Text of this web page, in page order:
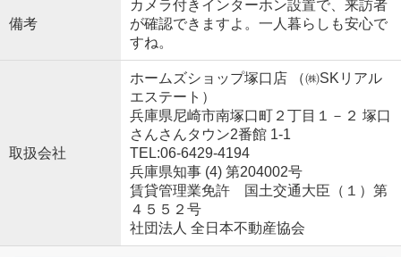
備考
カメラ付きインターホン設置で、来訪者
が確認できますよ。一人暮らしも安心で
すね。
取扱会社
ホームズショップ塚口店 （㈱SKリアル
エステート）
兵庫県尼崎市南塚口町２丁目１－２ 塚口
さんさんタウン2番館 1-1
TEL:06-6429-4194
兵庫県知事 (4) 第204002号
賃貸管理業免許 国土交通大臣（１）第
４５５２号
社団法人 全日本不動産協会